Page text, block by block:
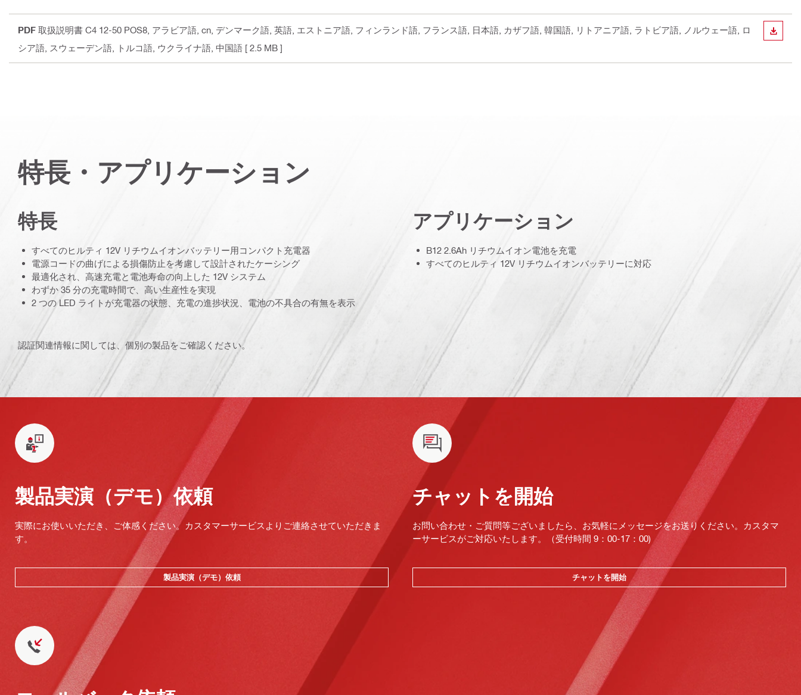
PDF 取扱説明書 C4 12-50 POS8 , アラビア語, cn, デンマーク語, 英語, エストニア語, フィンランド語, フランス語, 日本語, カザフ語, 韓国語, リトアニア語, ラトビア語, ノルウェー語, ロ
シア語, スウェーデン語, トルコ語, ウクライナ語, 中国語 [ 2.5 MB ]
ダウン
特長・アプリケーション
特長
すべてのヒルティ 12V リチウムイオンバッテリー用コンパクト充電器
電源コードの曲げによる損傷防止を考慮して設計されたケーシング
最適化され、高速充電と電池寿命の向上した 12V システム
わずか 35 分の充電時間で、高い生産性を実現
2 つの LED ライトが充電器の状態、充電の進捗状況、電池の不具合の有無を表示
アプリケーション
B12 2.6Ah リチウムイオン電池を充電
すべてのヒルティ 12V リチウムイオンバッテリーに対応
認証関連情報に関しては、個別の製品をご確認ください。
製品実演（デモ）依頼
実際にお使いいただき、ご体感ください。カスタマーサービスよりご連絡させていただきま
す。
製品実演（デモ）依頼
チャットを開始
お問い合わせ・ご質問等ございましたら、お気軽にメッセージをお送りください。カスタマ
ーサービスがご対応いたします。（受付時間 9：00-17：00)
チャットを開始